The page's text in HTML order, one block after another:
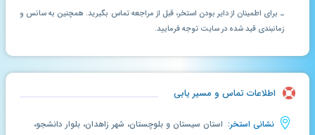
ـ برای اطمینان از دایر بودن استخر، قبل از مراجعه تماس بگیرید. همچنین به سانس و
زمانبندی قید شده در سایت توجه فرمایید.
اطلاعات تماس و مسیر یابی
نشانی استخر: استان سیستان و بلوچستان، شهر زاهدان، بلوار دانشجو،